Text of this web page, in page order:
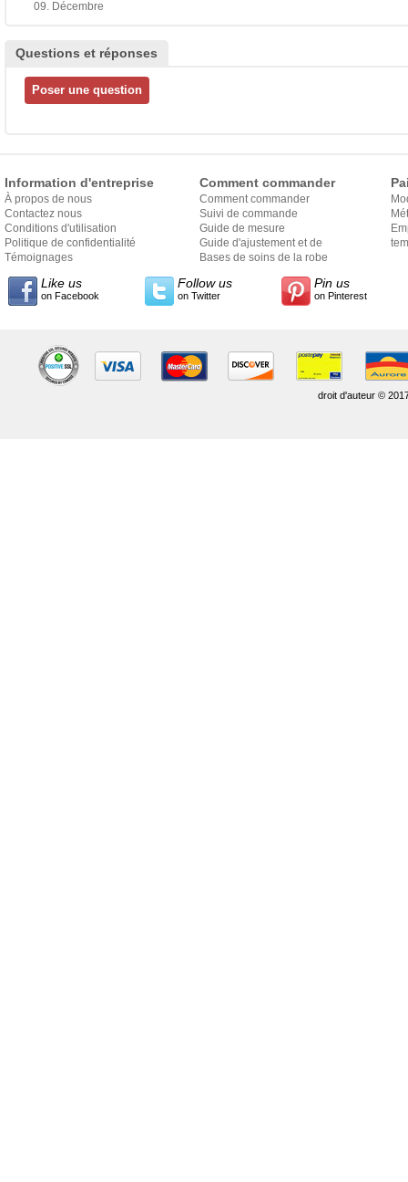
09. Décembre
Questions et réponses
Information d'entreprise
À propos de nous
Contactez nous
Conditions d'utilisation
Politique de confidentialité
Témoignages
Comment commander
Comment commander
Suivi de commande
Guide de mesure
Guide d'ajustement et de
style
Bases de soins de la robe
Like us
on Facebook
Follow us
on Twitter
Pin us
on Pinterest
droit d'auteur ©